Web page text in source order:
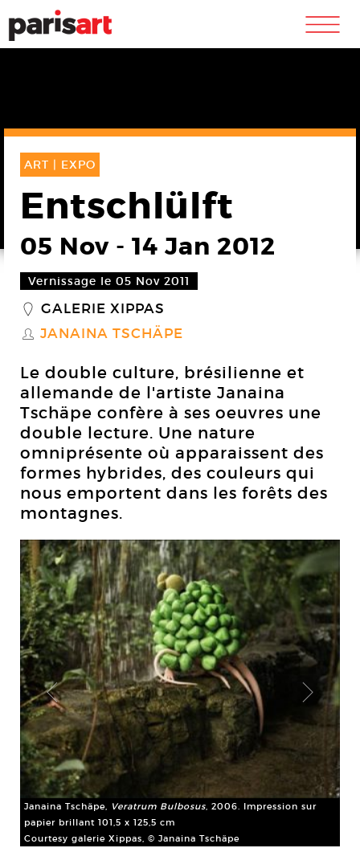
m
ART | EXPO
Entschlülft
05 Nov - 14 Jan 2012
Vernissage le 05 Nov 2011
_ GALERIE XIPPAS
S JANAINA TSCHÄPE
Le double culture, brésilienne et
allemande de l'artiste Janaina
Tschäpe confère à ses oeuvres une
double lecture. Une nature
omniprésente où apparaissent des
formes hybrides, des couleurs qui
nous emportent dans les forêts des
montagnes.
Janaina Tschäpe, Veratrum Bulbosus, 2006. Impression sur
papier brillant 101,5 x 125,5 cm
Courtesy galerie Xippas, © Janaina Tschäpe